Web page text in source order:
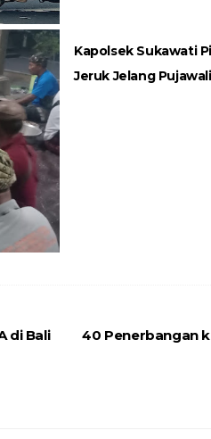
Kapolsek Sukawati
Jeruk Jelang Pujawali
40 Penerbangan
di Bali